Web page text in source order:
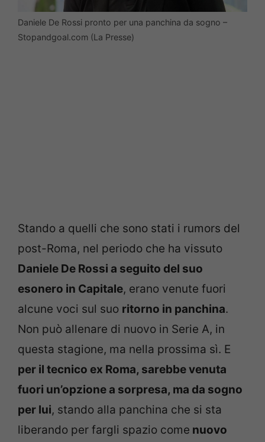
Daniele De Rossi pronto per una panchina da sogno –
Stopandgoal.com (La Presse)
Stando a quelli che sono stati i rumors del
post-Roma, nel periodo che ha vissuto
Daniele De Rossi a seguito del suo
esonero in Capitale, erano venute fuori
alcune voci sul suo ritorno in panchina.
Non può allenare di nuovo in Serie A, in
questa stagione, ma nella prossima sì. E
per il tecnico ex Roma, sarebbe venuta
fuori un’opzione a sorpresa, ma da sogno
per lui, stando alla panchina che si sta
liberando per fargli spazio come nuovo